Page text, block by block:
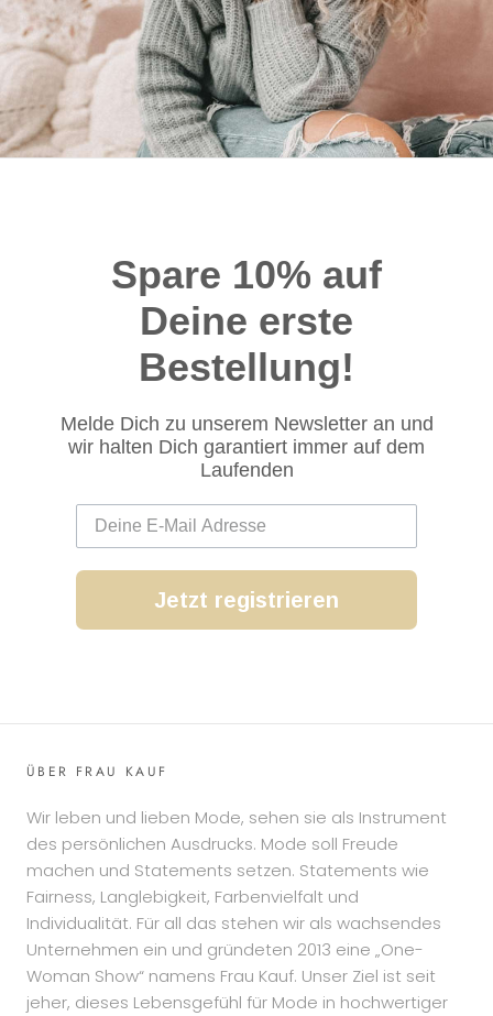
Spare 10% auf
Deine erste
Bestellung!
Melde Dich zu unserem Newsletter an und
wir halten Dich garantiert immer auf dem
Laufenden
Jetzt registrieren
ÜBER FRAU KAUF
Wir leben und lieben Mode, sehen sie als Instrument
des persönlichen Ausdrucks. Mode soll Freude
machen und Statements setzen. Statements wie
Fairness, Langlebigkeit, Farbenvielfalt und
Individualität. Für all das stehen wir als wachsendes
Unternehmen ein und gründeten 2013 eine „One-
Woman Show“ namens Frau Kauf. Unser Ziel ist seit
jeher, dieses Lebensgefühl für Mode in hochwertiger